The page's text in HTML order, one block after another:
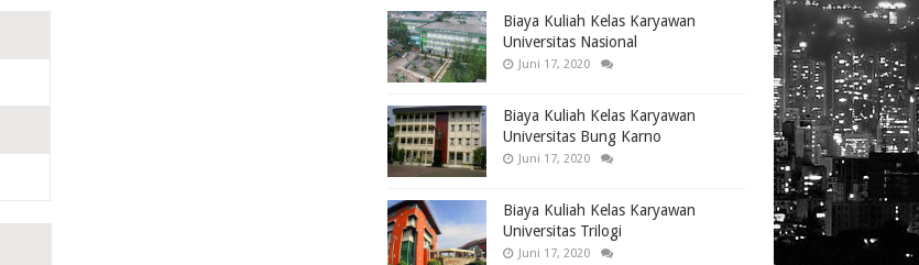
Biaya Kuliah Kelas Karyawan
Universitas Nasional
Juni 17, 2020
Biaya Kuliah Kelas Karyawan
Universitas Bung Karno
Juni 17, 2020
Biaya Kuliah Kelas Karyawan
Universitas Trilogi
Juni 17, 2020